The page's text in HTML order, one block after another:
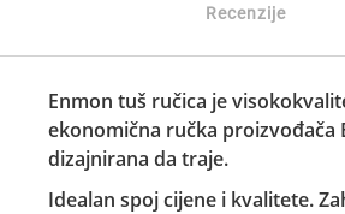
Recenzije
Enmon tuš ručica je
ekonomična ručka proizvođača
dizajnirana da traje.
Idealan spoj cijene i kvalitete.